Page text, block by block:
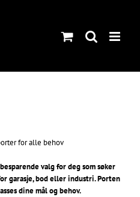
for alle behov
valg for deg som søker
garasje, bod eller industri. Porten
dine mål og behov.